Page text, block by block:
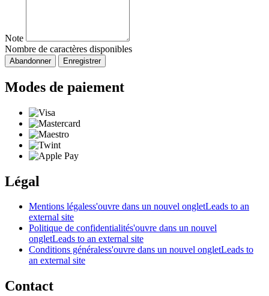
Note
Nombre de caractères disponibles
Abandonner Enregistrer
Modes de paiement
Légal
Mentions légaless'ouvre dans un nouvel ongletLeads to an
external site
Politique de confidentialités'ouvre dans un nouvel
ongletLeads to an external site
Conditions généraless'ouvre dans un nouvel ongletLeads to
an external site
Contact